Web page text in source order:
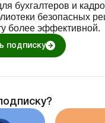
бухгалтеров и
безопасных
более эффективной.
подписку